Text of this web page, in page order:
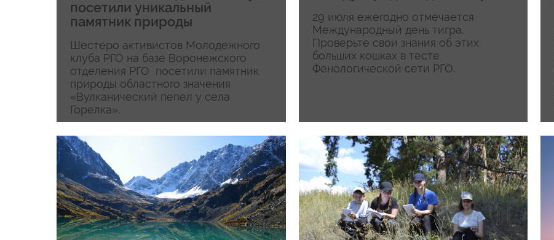
посетили уникальный
памятник природы
Шестеро активистов Молодежного
клуба РГО на базе Воронежского
отделения РГО посетили памятник
природы областного значения
«Вулканический пепел у села
Горелка».
29 июля ежегодно отмечается
Международный день тигра.
Проверьте свои знания об этих
больших кошках в тесте
Фенологической сети РГО.